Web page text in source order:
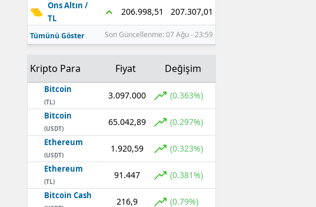
Ons Altın /
TL
206.998,51 207.307,01
Tümünü Göster Son Güncellenme: 07 Ağu - 23:59
Kripto Para Fiyat Değişim
Bitcoin
(TL)
3.097.000 (0.363%)
Bitcoin
(USDT)
65.042,89 (0.297%)
Ethereum
(USDT)
1.920,59 (0.323%)
Ethereum
(TL)
91.447 (0.381%)
Bitcoin Cash
216,9 (0.79%)